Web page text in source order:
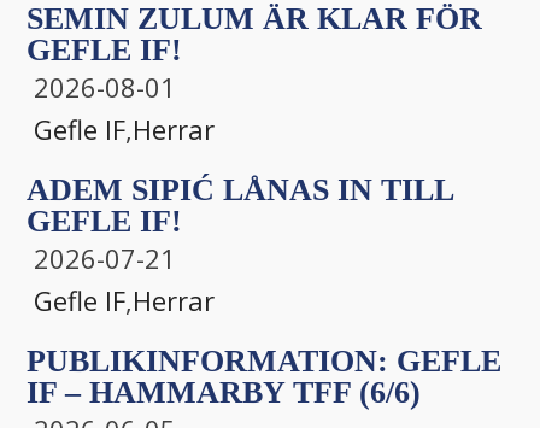
SEMIN ZULUM ÄR KLAR FÖR
GEFLE IF!
2026-08-01
Gefle IF,Herrar
ADEM SIPIĆ LÅNAS IN TILL
GEFLE IF!
2026-07-21
Gefle IF,Herrar
PUBLIKINFORMATION: GEFLE
IF – HAMMARBY TFF (6/6)